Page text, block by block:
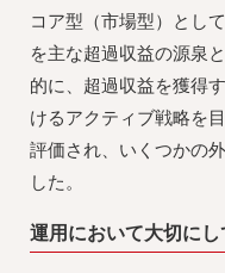
コア型（市場型）とし
を主な超過収益の源泉
的に、超過収益を獲得
けるアクティブ戦略を
評価され、いくつかの
した。
運用において大切にし